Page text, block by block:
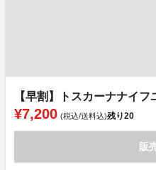
【早割】トスカーナナイ
¥7,200 (税込/送料込)残り20
販